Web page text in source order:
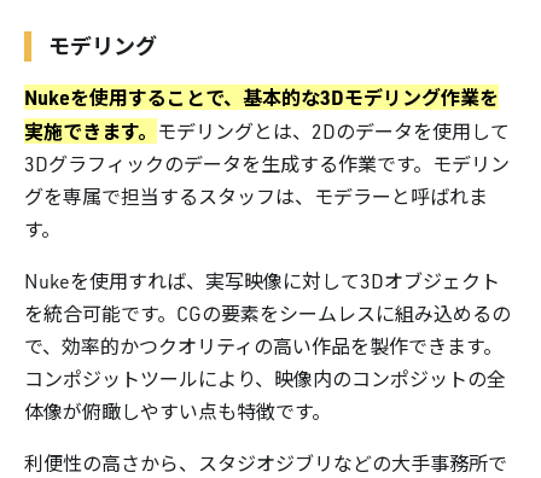
モデリング
Nukeを使用することで、基本的な3Dモデリング作業を
実施できます。 モデリングとは、2Dのデータを使用して
3Dグラフィックのデータを生成する作業です。モデリン
グを専属で担当するスタッフは、モデラーと呼ばれま
す。
Nukeを使用すれば、実写映像に対して3Dオブジェクト
を統合可能です。CGの要素をシームレスに組み込めるの
で、効率的かつクオリティの高い作品を製作できます。
コンポジットツールにより、映像内のコンポジットの全
体像が俯瞰しやすい点も特徴です。
利便性の高さから、スタジオジブリなどの大手事務所で